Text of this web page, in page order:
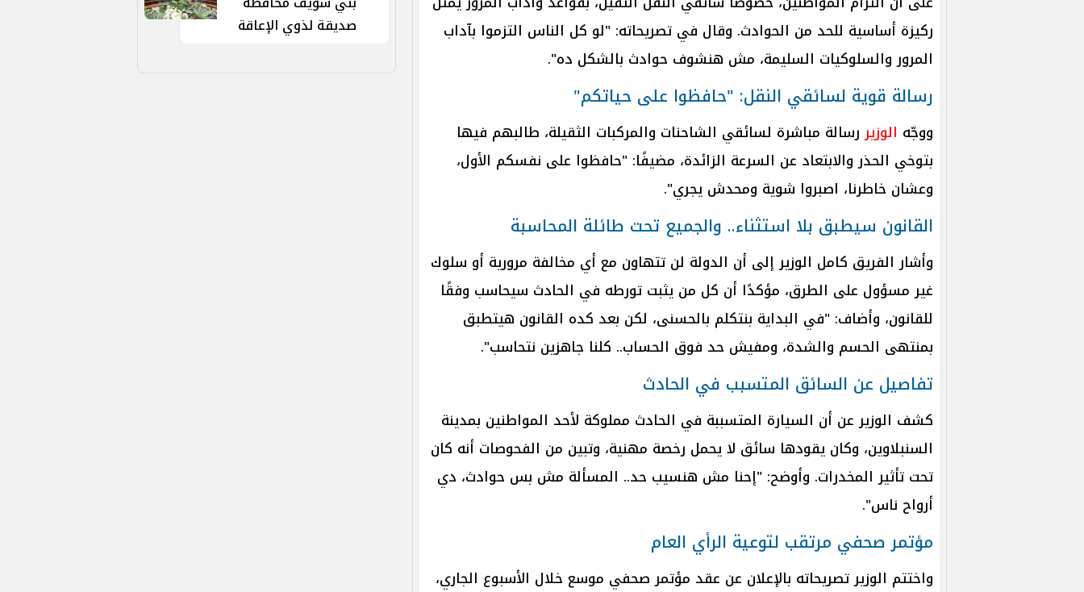
ركيزة أساسية للحد من الحوادث. وقال في تصريحاته: "لو كل الناس التزموا بآداب
المرور والسلوكيات السليمة، مش هنشوف حوادث بالشكل ده".
رسالة قوية لسائقي النقل: "حافظوا على حياتكم"
ووجّه الوزيررسالة مباشرة لسائقي الشاحنات والمركبات الثقيلة، طالبهم فيها
بتوخي الحذر والابتعاد عن السرعة الزائدة، مضيفًا: "حافظوا على نفسكم الأول،
وعشان خاطرنا، اصبروا شوية ومحدش يجري".
القانون سيطبق بلا استثناء.. والجميع تحت طائلة المحاسبة
وأشار الفريق كامل الوزير إلى أن الدولة لن تتهاون مع أي مخالفة مرورية أو سلوك
غير مسؤول على الطرق، مؤكدًا أن كل من يثبت تورطه في الحادث سيحاسب وفقًا
للقانون، وأضاف: "في البداية بنتكلم بالحسنى، لكن بعد كده القانون هيتطبق
بمنتهى الحسم والشدة، ومفيش حد فوق الحساب.. كلنا جاهزين نتحاسب".
تفاصيل عن السائق المتسبب في الحادث
كشف الوزير عن أن السيارة المتسببة في الحادث مملوكة لأحد المواطنين بمدينة
السنبلاوين، وكان يقودها سائق لا يحمل رخصة مهنية، وتبين من الفحوصات أنه كان
تحت تأثير المخدرات. وأوضح: "إحنا مش هنسيب حد.. المسألة مش بس حوادث، دي
أرواح ناس".
مؤتمر صحفي مرتقب لتوعية الرأي العام
واختتم الوزير تصريحاته بالإعلان عن عقد مؤتمر صحفي موسع خلال الأسبوع الجاري،
صديقة لذوي الإعاقة